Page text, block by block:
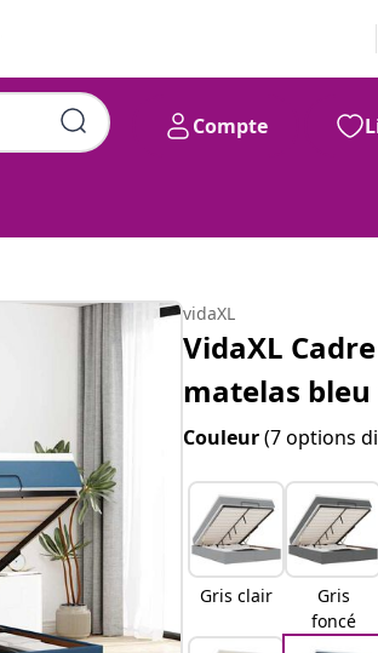
Compte
vidaXL
VidaXL
matelas bleu
Couleur(7 options
Gris clair
Gris
foncé